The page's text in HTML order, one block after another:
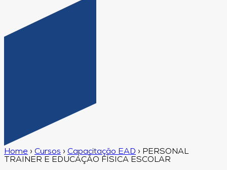
Home › Cursos › Capacitação EAD › PERSONAL
TRAINER E EDUCAÇÃO FÍSICA ESCOLAR